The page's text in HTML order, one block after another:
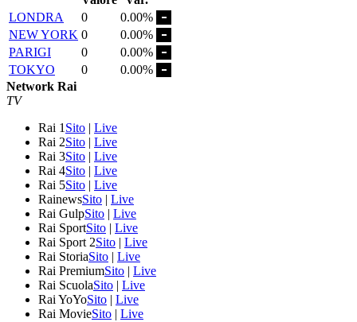
LONDRA
0
0.00%
NEW YORK 0
0.00%
PARIGI
0
0.00%
TOKYO
0
0.00%
Network Rai
TV
Rai 1 Sito | Live
Rai 2Sito | Live
Rai 3Sito | Live
Rai 4Sito | Live
Rai 5Sito | Live
RainewsSito | Live
Rai GulpSito | Live
Rai SportSito | Live
Rai Sport 2Sito | Live
Rai StoriaSito | Live
Rai PremiumSito | Live
Rai ScuolaSito | Live
Rai YoYoSito | Live
Rai MovieSito | Live